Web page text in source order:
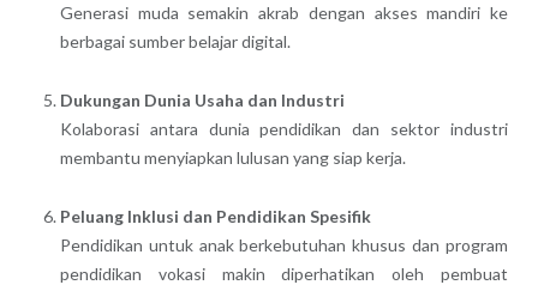
Generasi muda semakin akrab dengan akses mandiri ke
berbagai sumber belajar digital.
Dukungan Dunia Usaha dan Industri
Kolaborasi antara dunia pendidikan dan sektor industri
membantu menyiapkan lulusan yang siap kerja.
Peluang Inklusi dan Pendidikan Spesifik
Pendidikan untuk anak berkebutuhan khusus dan program
pendidikan vokasi makin diperhatikan oleh pembuat